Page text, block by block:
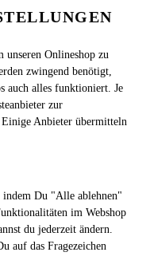
ÄNDERN
unseren Onlineshop zu
zwingend benötigt,
auch alles funktioniert. Je
zur
Anbieter übermitteln
indem Du "Alle ablehnen"
im Webshop
du jederzeit ändern.
auf das Fragezeichen